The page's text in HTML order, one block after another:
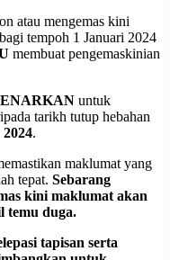
atau mengemas kini
tempoh 1 Januari 2024
membuat pengemaskinian
untuk
tarikh tutup hebahan
.
maklumat yang
tepat. Sebarang
kini maklumat akan
temu duga.
tapisan serta